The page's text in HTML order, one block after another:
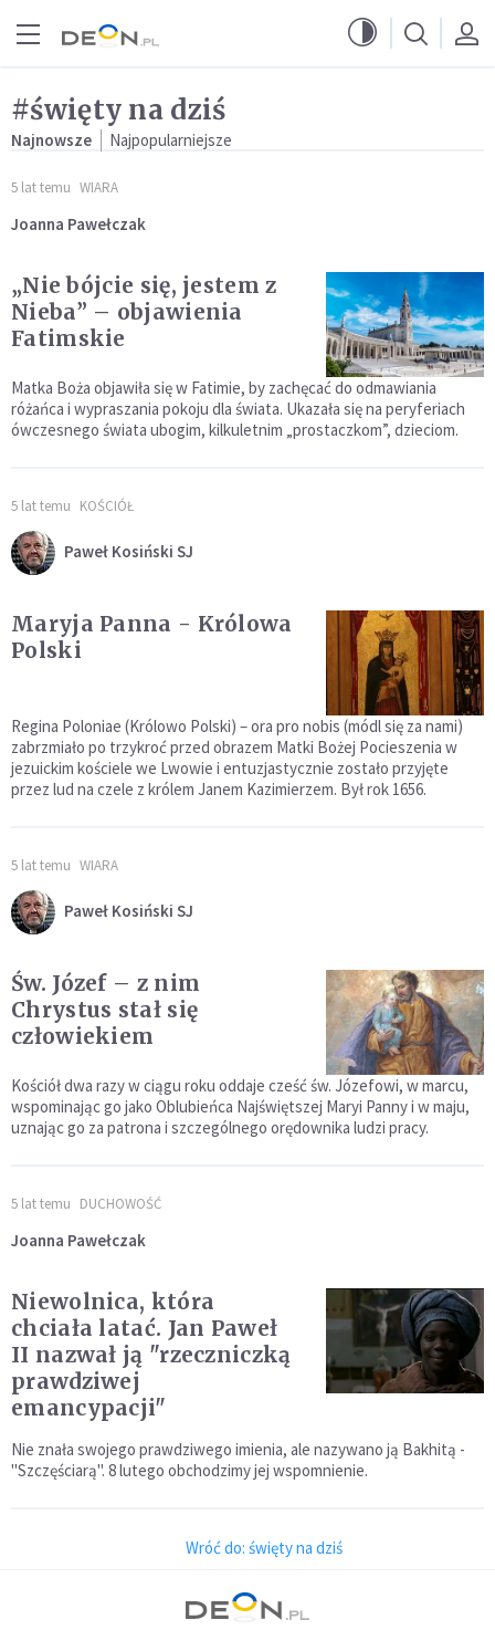
#święty na dziś
Najnowsze Najpopularniejsze
5 lat temu WIARA
Joanna Pawełczak
„Nie bójcie się, jestem z
Nieba” – objawienia
Fatimskie
Matka Boża objawiła się w Fatimie, by zachęcać do odmawiania
różańca i wypraszania pokoju dla świata. Ukazała się na peryferiach
ówczesnego świata ubogim, kilkuletnim „prostaczkom”, dzieciom.
5 lat temu KOŚCIÓŁ
Paweł Kosiński SJ
Maryja Panna - Królowa
Polski
Regina Poloniae (Królowo Polski) – ora pro nobis (módl się za nami)
zabrzmiało po trzykroć przed obrazem Matki Bożej Pocieszenia w
jezuickim kościele we Lwowie i entuzjastycznie zostało przyjęte
przez lud na czele z królem Janem Kazimierzem. Był rok 1656.
5 lat temu WIARA
Paweł Kosiński SJ
Św. Józef – z nim
Chrystus stał się
człowiekiem
Kościół dwa razy w ciągu roku oddaje cześć św. Józefowi, w marcu,
wspominając go jako Oblubieńca Najświętszej Maryi Panny i w maju,
uznając go za patrona i szczególnego orędownika ludzi pracy.
5 lat temu DUCHOWOŚĆ
Joanna Pawełczak
Niewolnica, która
chciała latać. Jan Paweł
II nazwał ją "rzeczniczką
prawdziwej
emancypacji"
Nie znała swojego prawdziwego imienia, ale nazywano ją Bakhitą -
"Szczęściarą". 8 lutego obchodzimy jej wspomnienie.
Wróć do: święty na dziś